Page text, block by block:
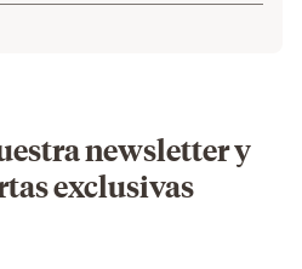
newsletter y
exclusivas